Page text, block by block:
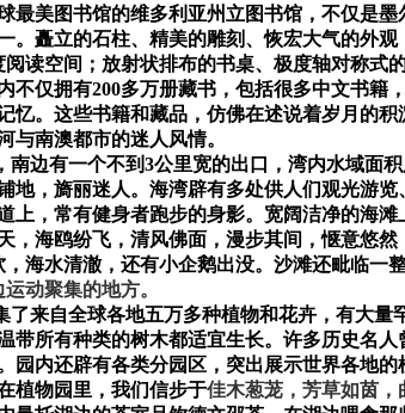
美图书馆的维多利亚州立图书馆，不仅是
。矗立的石柱、精美的雕刻、恢宏大气的外
阅读空间；放射状排布的书桌、极度轴对称式
不仅拥有200多万册藏书，包括很多中文书籍
。这些书籍和藏品，仿佛在述说着岁月的
与南澳都市的迷人风情。
南边有一个不到3公里宽的出口，湾内水域面
，旖丽迷人。海湾辟有多处供人们观光游
，常有健身者跑步的身影。宽阔洁净的海
，海鸥纷飞，清风佛面，漫步其间，惬意悠
，海水清澈，还有小企鹅出没。沙滩还毗临一
动聚集的地方。
了来自全球各地五万多种植物和花卉，有大
带所有种类的树木都适宜生长。许多历史名
内还辟有各类分园区，突出展示世界各地
植物园里，我们信步于佳木葱茏，芳草如茵，